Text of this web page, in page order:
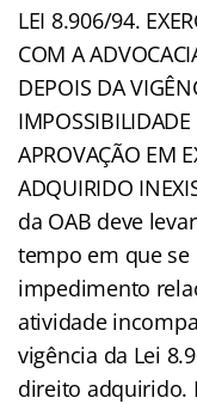
LEI 8.906/94.
COM A
DEPOIS DA
APROVAÇÃO EM
ADQUIRIDO
da OAB deve
tempo em que se
impedimento
atividade
vigência da Lei
direito adquirido.